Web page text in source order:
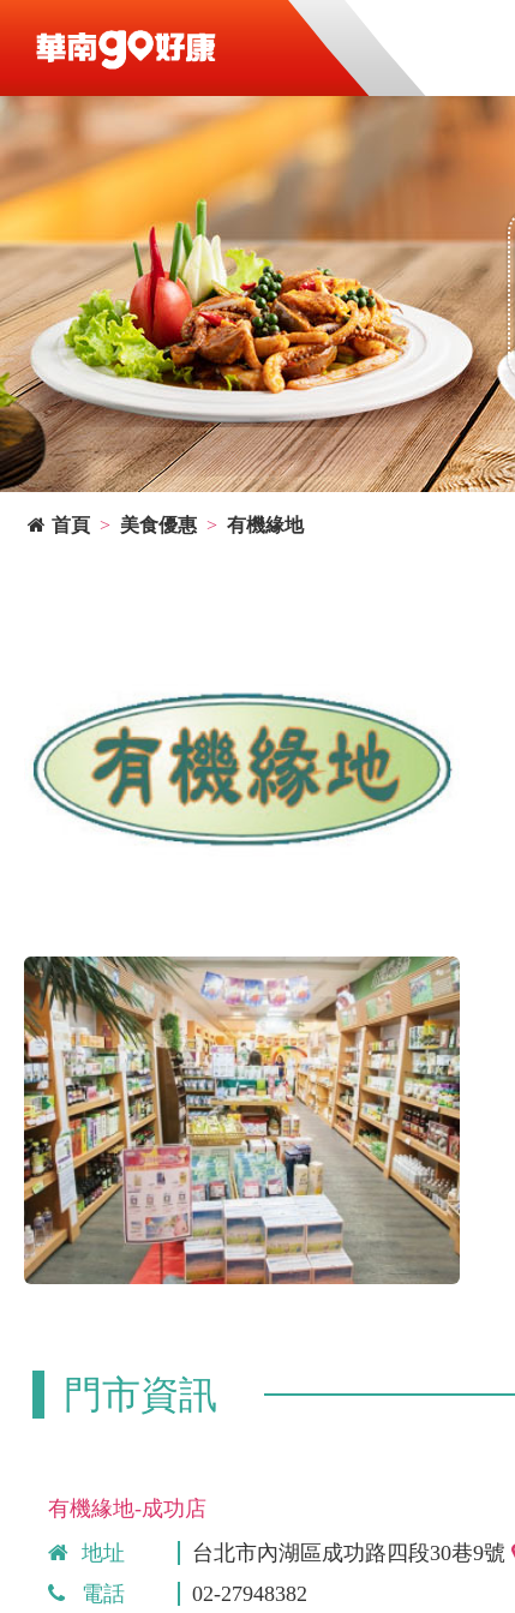
首頁 美食優惠 有機緣地
門市資訊
有機緣地-成功店
地址
台北市內湖區成功路四段30巷9號
電話
02-27948382